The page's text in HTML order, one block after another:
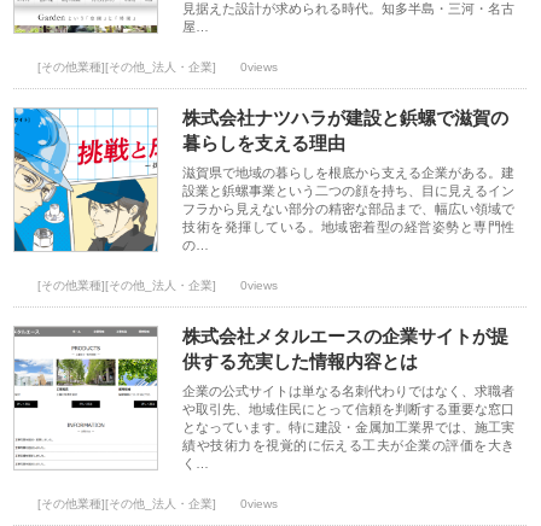
見据えた設計が求められる時代。知多半島・三河・名古
屋…
[その他業種][その他_法人・企業] 0views
株式会社ナツハラが建設と鋲螺で滋賀の
暮らしを支える理由
滋賀県で地域の暮らしを根底から支える企業がある。建
設業と鋲螺事業という二つの顔を持ち、目に見えるイン
フラから見えない部分の精密な部品まで、幅広い領域で
技術を発揮している。地域密着型の経営姿勢と専門性
の…
[その他業種][その他_法人・企業] 0views
株式会社メタルエースの企業サイトが提
供する充実した情報内容とは
企業の公式サイトは単なる名刺代わりではなく、求職者
や取引先、地域住民にとって信頼を判断する重要な窓口
となっています。特に建設・金属加工業界では、施工実
績や技術力を視覚的に伝える工夫が企業の評価を大き
く…
[その他業種][その他_法人・企業] 0views